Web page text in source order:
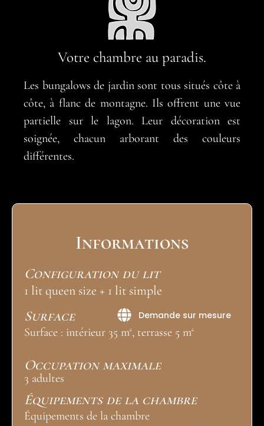
Votre chambre au paradis.
Les bungalows de jardin sont tous situés côte à
côte, à flanc de montagne. Ils offrent une vue
partielle sur le lagon. Leur décoration est
soignée, chacun arborant des couleurs
différentes.
Informations
Configuration du lit
1 lit queen size + 1 lit simple
Surface
Surface : intérieur 35 m², terrasse 5 m²
Occupation maximale
3 adultes
Équipements de la chambre
Équipements de la chambre
Demande sur mesure